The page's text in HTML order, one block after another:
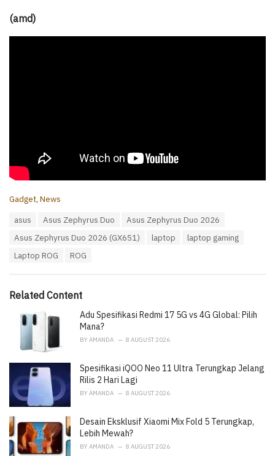
(amd)
C
s
Gadget, News
asus Asus Zephyrus Duo
Asus Zephyrus Duo 2026
Asus Zephyrus Duo 2026 (GX651)
laptop
laptop gaming
Laptop ROG
ROG
Related Content
Adu Spesifikasi Redmi 17 5G vs 4G Global: Pilih
Mana?
BY AMANDA 8 AUGUST 2026
Spesifikasi iQOO Neo 11 Ultra Terungkap Jelang
Rilis 2 Hari Lagi
BY AMANDA 8 AUGUST 2026
Desain Eksklusif Xiaomi Mix Fold 5 Terungkap,
Lebih Mewah?
BY AMANDA 8 AUGUST 2026